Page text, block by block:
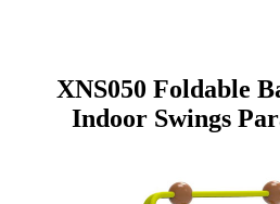
XNS050 Foldable
Indoor Swings